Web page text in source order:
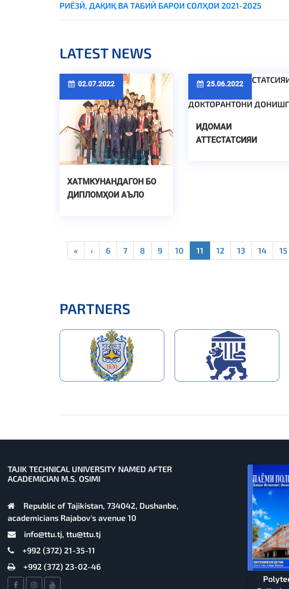
РИЁЗӢ, ДАҚИҚ ВА ТАБИӢ БАРОИ СОЛҲОИ 2021-2025
LATEST NEWS
02.07.2022
ХАТМКУНАНДАГОН БО
ДИПЛОМҲОИ АЪЛО
25.06.2022
ИДОМАИ
АТТЕСТАТСИЯИ
« ‹ 6 7 8 9 10 11 12 13 14 15
PARTNERS
TAJIK TECHNICAL UNIVERSITY NAMED AFTER
ACADEMICIAN M.S. OSIMI
Republic of Tajikistan, 734042, Dushanbe,
academicians Rajabov's avenue 10
info@ttu.tj, ttu@ttu.tj
+992 (372) 21-35-11
+992 (372) 23-02-46